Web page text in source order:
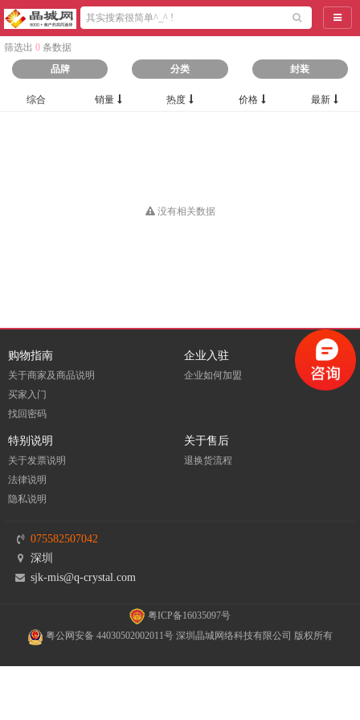
导航
筛选出 0 条数据
品牌
分类 封装
综合 销量 热度 价格 最新
没有相关数据
购物指南
关于商家及商品说明
买家入门
找回密码
企业入驻
企业如何加盟
特别说明
关于发票说明
法律说明
隐私说明
关于售后
退换货流程
075582507042
深圳
sjk-mis@q-crystal.com
粤ICP备16035097号
粤公网安备 44030502002011号 深圳晶城网络科技有限公司 版权所有